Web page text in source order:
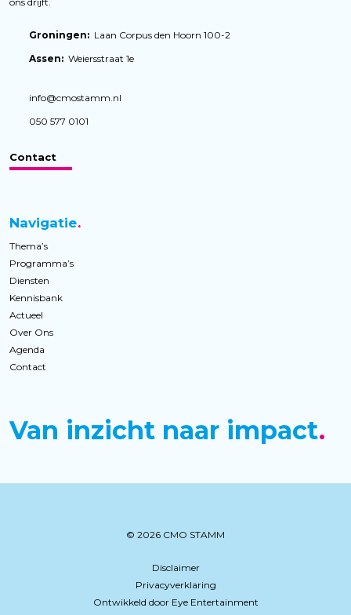
Groningen: Laan Corpus den Hoorn 100-2
Assen: Weiersstraat 1e
info@cmostamm.nl
050 577 0101
Contact
Navigatie
Thema’s
Programma’s
Diensten
Kennisbank
Actueel
Over Ons
Agenda
Contact
Van inzicht naar impact
© 2026 CMO STAMM
Disclaimer
Privacyverklaring
Ontwikkeld door Eye Entertainment